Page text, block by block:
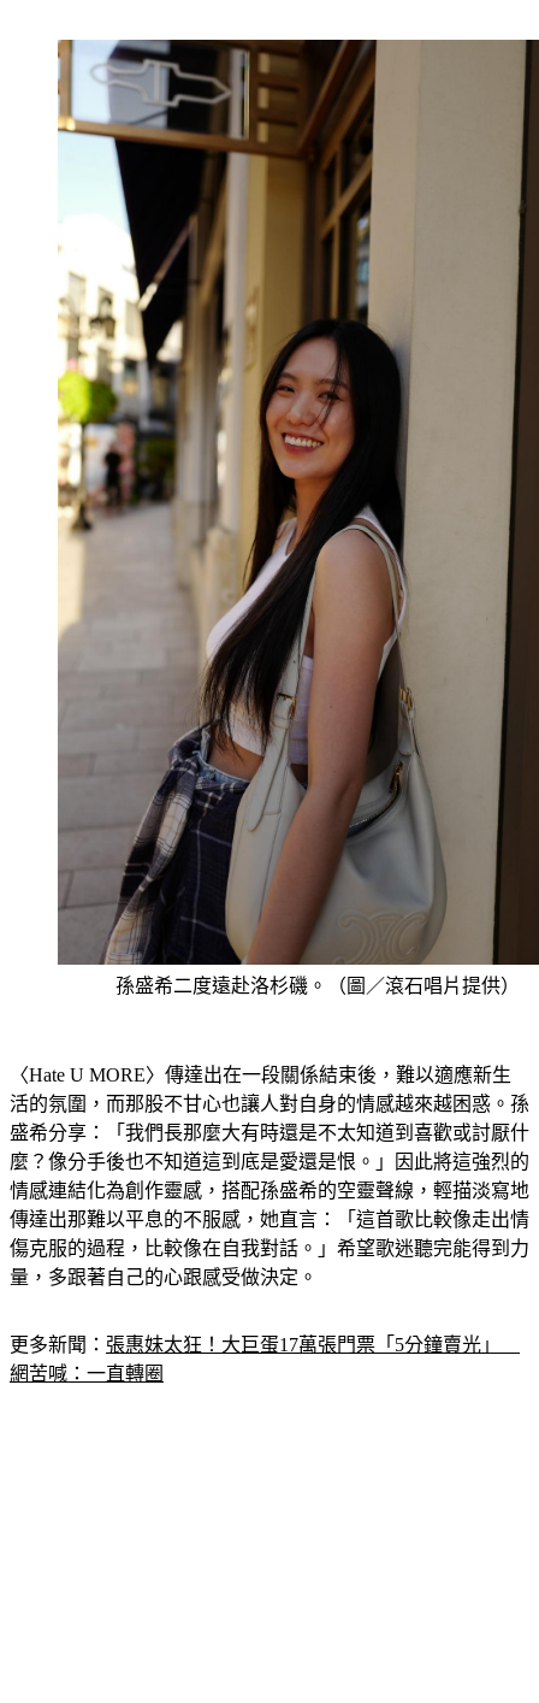
孫盛希二度遠赴洛杉磯。（圖／滾石唱片提供）
〈Hate U MORE〉傳達出在一段關係結束後，難以適應新生
活的氛圍，而那股不甘心也讓人對自身的情感越來越困惑。孫
盛希分享：「我們長那麼大有時還是不太知道到喜歡或討厭什
麼？像分手後也不知道這到底是愛還是恨。」因此將這強烈的
情感連結化為創作靈感，搭配孫盛希的空靈聲線，輕描淡寫地
傳達出那難以平息的不服感，她直言：「這首歌比較像走出情
傷克服的過程，比較像在自我對話。」希望歌迷聽完能得到力
量，多跟著自己的心跟感受做決定。
更多新聞： 張惠妹太狂！大巨蛋17萬張門票「5分鐘賣光」
網苦喊：一直轉圈